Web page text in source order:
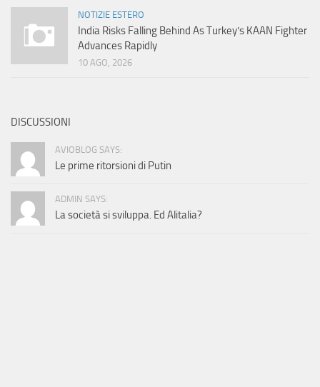
NOTIZIE ESTERO
India Risks Falling Behind As Turkey’s KAAN Fighter
Advances Rapidly
10 AGO, 2026
DISCUSSIONI
AVIOBLOG SAYS:
Le prime ritorsioni di Putin
ADMIN SAYS:
La società si sviluppa. Ed Alitalia?